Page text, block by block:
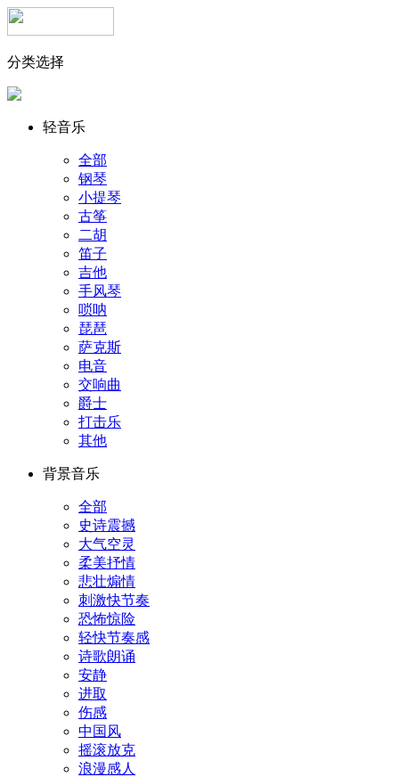
分类选择
轻音乐
全部
钢琴
小提琴
古筝
二胡
笛子
吉他
手风琴
唢呐
琵琶
萨克斯
电音
交响曲
爵士
打击乐
其他
背景音乐
全部
史诗震撼
大气空灵
柔美抒情
悲壮煽情
刺激快节奏
恐怖惊险
轻快节奏感
诗歌朗诵
安静
进取
伤感
中国风
摇滚放克
浪漫感人